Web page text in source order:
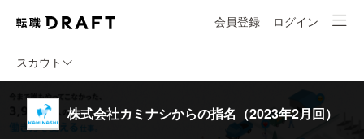
会員登録 ログイン
スカウト
株式会社カミナシからの指名（2023年2月回）